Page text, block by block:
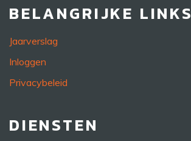
BELANGRIJKE LINKS
Jaarverslag
Inloggen
Privacybeleid
DIENSTEN